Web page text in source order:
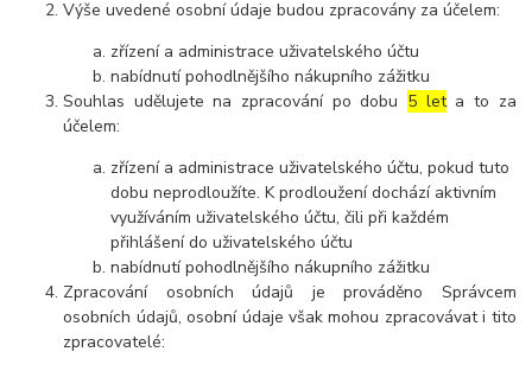
Výše uvedené osobní údaje budou zpracovány za účelem:
zřízení a administrace uživatelského účtu
nabídnutí pohodlnějšího nákupního zážitku
Souhlas udělujete na zpracování po dobu 5 leta to za
účelem:
zřízení a administrace uživatelského účtu, pokud tuto
dobu neprodloužíte. K prodloužení dochází aktivním
využíváním uživatelského účtu, čili při každém
přihlášení do uživatelského účtu
nabídnutí pohodlnějšího nákupního zážitku
Zpracování osobních údajů je prováděno Správcem
osobních údajů, osobní údaje však mohou zpracovávat i tito
zpracovatelé: